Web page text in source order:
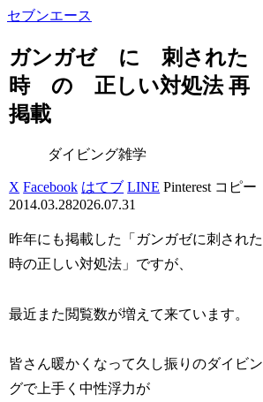
セブンエース
ガンガゼ に 刺された
時 の 正しい対処法 再
掲載
ダイビング雑学
X Facebook はてブ LINE Pinterest コピー
2014.03.282026.07.31
昨年にも掲載した「ガンガゼに刺された
時の正しい対処法」ですが、
最近また閲覧数が増えて来ています。
皆さん暖かくなって久し振りのダイビン
グで上手く中性浮力が